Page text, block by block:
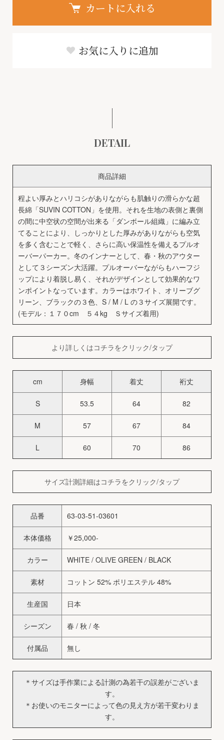
カートに入れる
お気に入りに追加
DETAIL
商品詳細
程よい厚みとハリコシがありながらも肌触りの滑らかな超
長綿「SUVIN COTTON」を使用。それを生地の表側と裏側
の間に中空状の空間が出来る「ダンボール組織」に編み立
てることにより、しっかりとした厚みがありながらも空気
を多く含むことで軽く、さらに高い保温性を備えるプルオ
ーバーパーカー。冬のインナーとして、春・秋のアウター
として３シーズン大活躍。プルオーバーながらもハーフジ
ップにより着脱し易く、それがデザインとして効果的なワ
ンポイントなっています。カラーはホワイト、オリーブグ
リーン、ブラックの３色、S / M / L の３サイズ展開です。
(モデル：１７０cm ５４kg Ｓサイズ着用)
より詳しくはコチラをクリック/タップ
cm 身幅 着丈 裄丈
S 53.5 64 82
M 57 67 84
L 60 70 86
サイズ計測詳細はコチラをクリック/タップ
品番 63-03-51-03601
本体価格 ￥25,000-
カラー WHITE / OLIVE GREEN / BLACK
素材 コットン 52% ポリエステル 48%
生産国 日本
シーズン 春 / 秋 / 冬
付属品 無し
＊サイズは手作業による計測の為若干の誤差がございま
す。
＊お使いのモニターによって色の見え方が若干変わりま
す。